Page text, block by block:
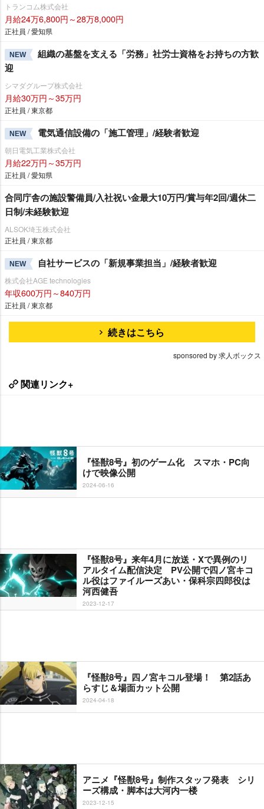
トランコム株式会社
月給24万6,800円～28万8,000円
正社員 / 愛知県
NEW
組織の基盤を支える「労務」社労士資格をお持ちの方歓
迎
シマダグループ株式会社
月給30万円～35万円
正社員 / 東京都
NEW 電気通信設備の「施工管理」/経験者歓迎
朝日電気工業株式会社
月給22万円～35万円
正社員 / 愛知県
合同庁舎の施設警備員/入社祝い金最大10万円/賞与年2回/週休二
日制/未経験歓迎
ALSOK埼玉株式会社
正社員 / 東京都
NEW 自社サービスの「新規事業担当」/経験者歓迎
株式会社AGE technologies
年収600万円～840万円
正社員 / 東京都
続きはこちら
sponsored by 求人ボックス
関連リンク+
『怪獣8号』初のゲーム化 スマホ・PC向
けで映像公開
2024-06-16
『怪獣8号』来年4月に放送・Xで異例のリ
アルタイム配信決定 PV公開で四ノ宮キコ
ル役はファイルーズあい・保科宗四郎役は
河西健吾
2023-12-17
『怪獣8号』四ノ宮キコル登場！ 第2話あ
らすじ＆場面カット公開
2024-04-18
アニメ『怪獣8号』制作スタッフ発表 シリ
ーズ構成・脚本は大河内一楼
2023-12-15